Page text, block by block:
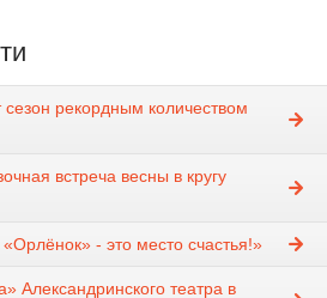
рекордным количеством
встреча весны в кругу
- это место счастья!»
Александринского театра в